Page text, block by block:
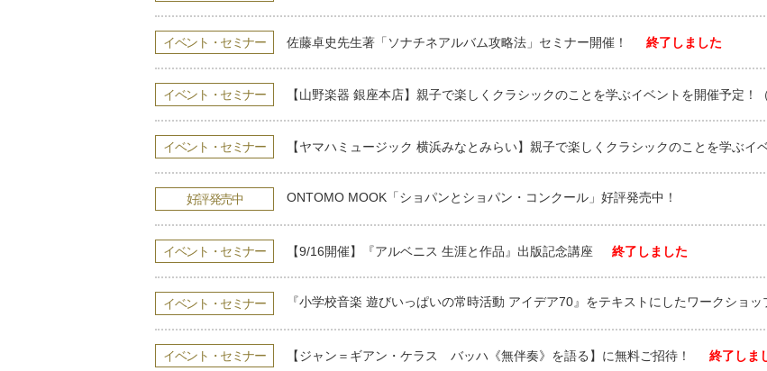
イベント・セミナー 佐藤卓史先生著「ソナチネアルバム攻略法」セミナー開催！ 終了しました
イベント・セミナー 【山野楽器 銀座本店】親子で楽しくクラシックのことを学ぶイベントを開催予定！
イベント・セミナー 【ヤマハミュージック 横浜みなとみらい】親子で楽しくクラシックのことを学ぶイ
好評発売中 ONTOMO MOOK「ショパンとショパン・コンクール」好評発売中！
イベント・セミナー 【9/16開催】『アルベニス 生涯と作品』出版記念講座 終了しました
イベント・セミナー 『小学校音楽 遊びいっぱいの常時活動 アイデア70』をテキストにしたワークショッ
イベント・セミナー 【ジャン＝ギアン・ケラス バッハ《無伴奏》を語る】に無料ご招待！ 終了しま